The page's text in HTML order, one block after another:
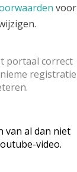
portaal correct
registratie
van al dan niet
video.